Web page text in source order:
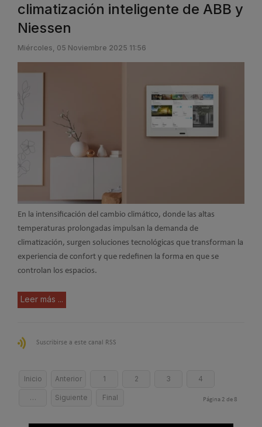
climatización inteligente de ABB y
Niessen
Miércoles, 05 Noviembre 2025 11:56
En la intensificación del cambio climático, donde las altas
temperaturas prolongadas impulsan la demanda de
climatización, surgen soluciones tecnológicas que transforman la
experiencia de confort y que redefinen la forma en que se
controlan los espacios.
Leer más ...
Suscribirse a este canal RSS
Inicio Anterior 1 2 3 4
… Siguiente Final Página 2 de 8